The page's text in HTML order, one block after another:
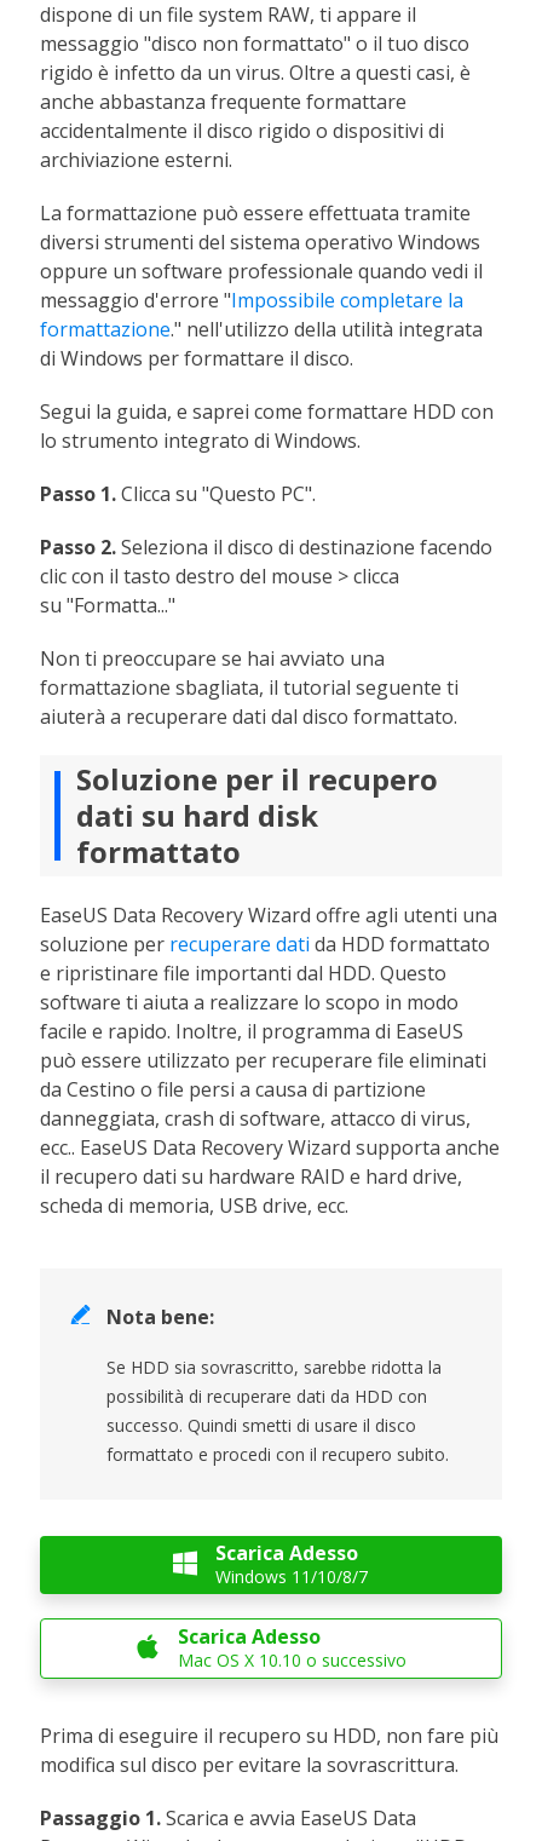
dispone di un file system RAW, ti appare il
messaggio "disco non formattato" o il tuo disco
rigido è infetto da un virus. Oltre a questi casi, è
anche abbastanza frequente formattare
accidentalmente il disco rigido o dispositivi di
archiviazione esterni.
La formattazione può essere effettuata tramite
diversi strumenti del sistema operativo Windows
oppure un software professionale quando vedi il
messaggio d'errore "Impossibile completare la
formattazione." nell'utilizzo della utilità integrata
di Windows per formattare il disco.
Segui la guida, e saprei come formattare HDD con
lo strumento integrato di Windows.
Passo 1.Clicca su "Questo PC".
Passo 2.Seleziona il disco di destinazione facendo
clic con il tasto destro del mouse > clicca
su "Formatta..."
Non ti preoccupare se hai avviato una
formattazione sbagliata, il tutorial seguente ti
aiuterà a recuperare dati dal disco formattato.
Soluzione per il recupero
dati su hard disk
formattato
EaseUS Data Recovery Wizard offre agli utenti una
soluzione per recuperare datida HDD formattato
e ripristinare file importanti dal HDD. Questo
software ti aiuta a realizzare lo scopo in modo
facile e rapido. Inoltre, il programma di EaseUS
può essere utilizzato per recuperare file eliminati
da Cestino o file persi a causa di partizione
danneggiata, crash di software, attacco di virus,
ecc.. EaseUS Data Recovery Wizard supporta anche
il recupero dati su hardware RAID e hard drive,
scheda di memoria, USB drive, ecc.
 Nota bene:
Se HDD sia sovrascritto, sarebbe ridotta la
possibilità di recuperare dati da HDD con
successo. Quindi smetti di usare il disco
formattato e procedi con il recupero subito.
 Scarica Adesso
Windows 11/10/8/7
 Scarica Adesso
Mac OS X 10.10 o successivo
Prima di eseguire il recupero su HDD, non fare più
modifica sul disco per evitare la sovrascrittura.
Passaggio 1.Scarica e avvia EaseUS Data